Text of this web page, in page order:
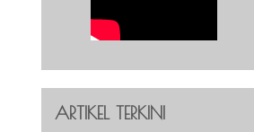
ARTIKEL TERKINI